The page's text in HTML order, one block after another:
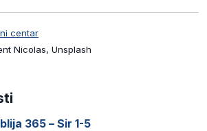
centar
Nicolas, Unsplash
365 – Sir 1-5